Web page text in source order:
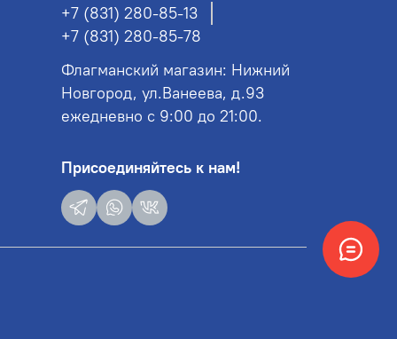
+7 (831) 280-85-13
+7 (831) 280-85-78
Флагманский магазин: Нижний
Новгород, ул.Ванеева, д.93
ежедневно с 9:00 до 21:00.
Присоединяйтесь к нам!